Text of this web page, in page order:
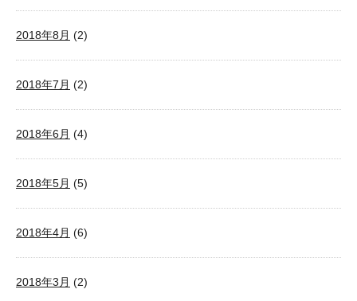
2018年8月 (2)
2018年7月 (2)
2018年6月 (4)
2018年5月 (5)
2018年4月 (6)
2018年3月 (2)